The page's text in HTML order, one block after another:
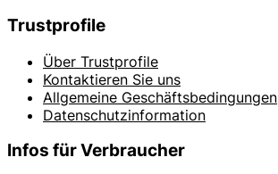
Trustprofile
Über Trustprofile
Kontaktieren Sie uns
Allgemeine Geschäftsbedingungen
Datenschutzinformation
Infos für Verbraucher